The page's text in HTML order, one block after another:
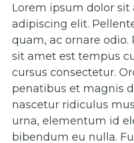
Lorem ipsum dolor
adipiscing elit.
quam, ac ornare odio.
sit amet est tempus
cursus consectetur.
penatibus et magnis
nascetur ridiculus
urna, elementum id
bibendum eu nulla.